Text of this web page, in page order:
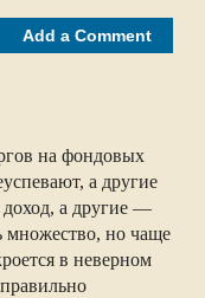
Add a Comment
на фондовых
а другие
а другие —
множество, но чаще
в неверном